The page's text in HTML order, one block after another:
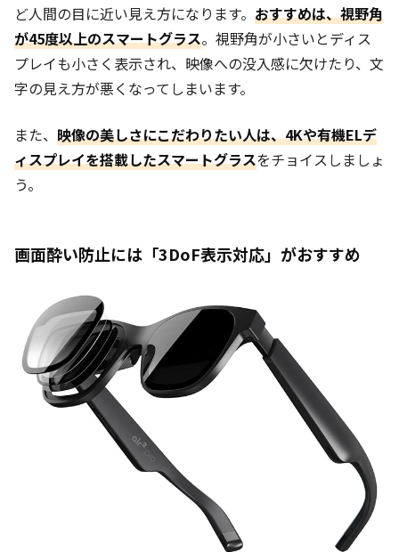
ど人間の目に近い見え方になります。 おすすめは、視野角
が45度以上のスマートグラス。視野角が小さいとディス
プレイも小さく表示され、映像への没入感に欠けたり、文
字の見え方が悪くなってしまいます。
また、 映像の美しさにこだわりたい人は、4Kや有機ELデ
ィスプレイを搭載したスマートグラスをチョイスしましょ
う。
画面酔い防止には「3DoF表示対応」がおすすめ